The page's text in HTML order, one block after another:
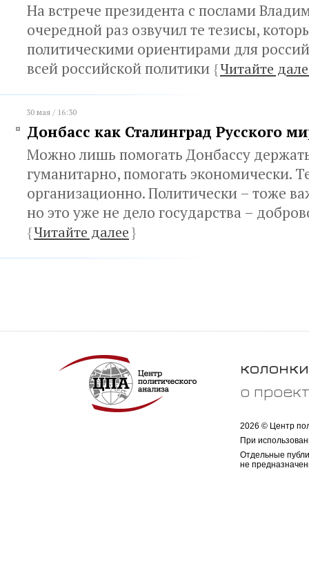
На встрече президента с послами
очередной раз озвучил те тезисы,
политическими ориентирами для
всей российской политики {Читайте
30 мая / 16:30
Донбасс как Сталинград Русского
Можно лишь помогать Донбассу
гуманитарно, помогать экономически.
организационно. Политически – тоже
но это уже не дело государства –
{Читайте далее}
колонки
о
2026 © Центр
При
Отдельные
не